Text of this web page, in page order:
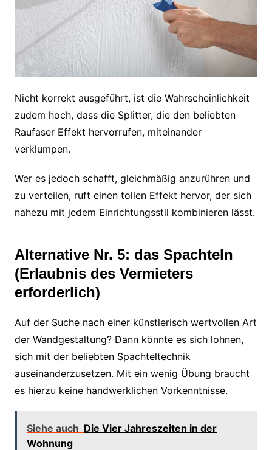
Nicht korrekt ausgeführt, ist die Wahrscheinlichkeit
zudem hoch, dass die Splitter, die den beliebten
Raufaser Effekt hervorrufen, miteinander
verklumpen.
Wer es jedoch schafft, gleichmäßig anzurühren und
zu verteilen, ruft einen tollen Effekt hervor, der sich
nahezu mit jedem Einrichtungsstil kombinieren lässt.
Alternative Nr. 5: das Spachteln
(Erlaubnis des Vermieters
erforderlich)
Auf der Suche nach einer künstlerisch wertvollen Art
der Wandgestaltung? Dann könnte es sich lohnen,
sich mit der beliebten Spachteltechnik
auseinanderzusetzen. Mit ein wenig Übung braucht
es hierzu keine handwerklichen Vorkenntnisse.
Siehe auch Die Vier Jahreszeiten in der
Wohnung